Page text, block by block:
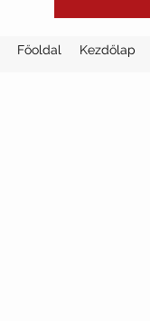
Főoldal Kezdőlap